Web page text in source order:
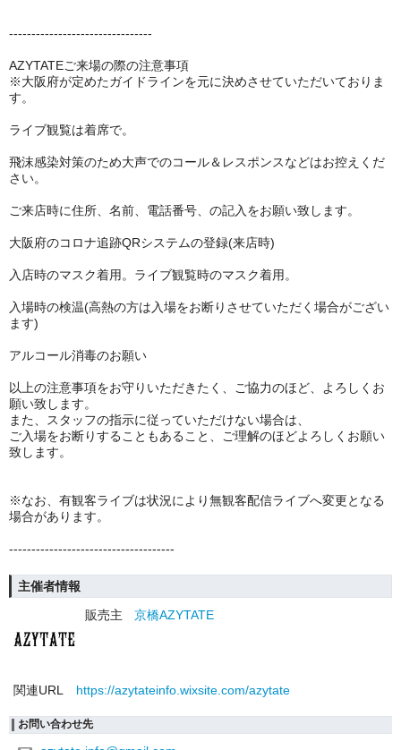
--------------------------------
AZYTATEご来場の際の注意事項
※大阪府が定めたガイドラインを元に決めさせていただいておりま
す。
ライブ観覧は着席で。
飛沫感染対策のため大声でのコール＆レスポンスなどはお控えくだ
さい。
ご来店時に住所、名前、電話番号、の記入をお願い致します。
大阪府のコロナ追跡QRシステムの登録(来店時)
入店時のマスク着用。ライブ観覧時のマスク着用。
入場時の検温(高熱の方は入場をお断りさせていただく場合がござい
ます)
アルコール消毒のお願い
以上の注意事項をお守りいただきたく、ご協力のほど、よろしくお
願い致します。
また、スタッフの指示に従っていただけない場合は、
ご入場をお断りすることもあること、ご理解のほどよろしくお願い
致します。
※なお、有観客ライブは状況により無観客配信ライブへ変更となる
場合があります。
-------------------------------------
主催者情報
販売主
京橋AZYTATE
関連URL https://azytateinfo.wixsite.com/azytate
お問い合わせ先